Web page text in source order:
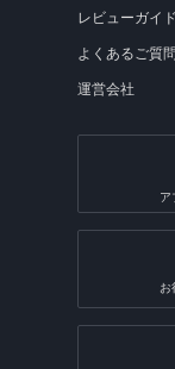
レビューガイ
よくあるご質問
運営会社
ア
お